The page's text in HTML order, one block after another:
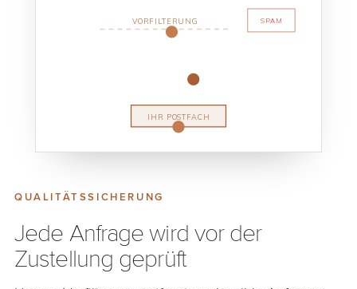
QUALITÄTSSICHERUNG
Jede Anfrage wird vor der
Zustellung geprüft
VORFILTERUNG SPAM
IHR POSTFACH